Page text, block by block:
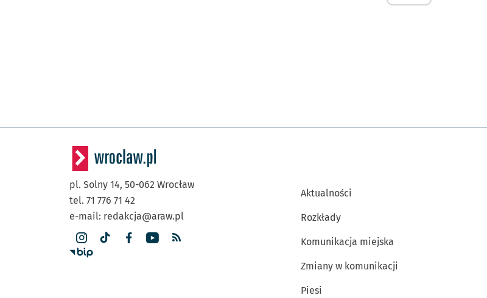
pl. Solny 14, 50-062 Wrocław
tel. 71 776 71 42
e-mail: redakcja@araw.pl
Aktualności
Rozkłady
Komunikacja miejska
Zmiany w komunikacji
Piesi